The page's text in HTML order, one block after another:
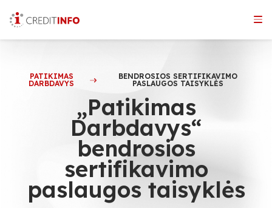
the
PATIKIMAS
DARBDAVYS
BENDROSIOS SERTIFIKAVIMO
PASLAUGOS TAISYKLĖS
„Patikimas
Darbdavys“
bendrosios
sertifikavimo
paslaugos taisyklės